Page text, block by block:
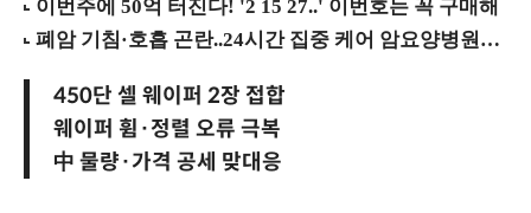
450단 셀 웨이퍼 2장 접합
웨이퍼 휨·정렬 오류 극복
中 물량·가격 공세 맞대응